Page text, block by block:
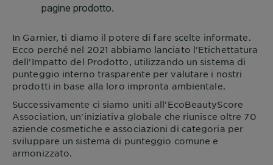
In Garnier, ti diamo il potere di fare scelte informate.
Ecco perché nel 2021 abbiamo lanciato l'Etichettatura
dell'Impatto del Prodotto, utilizzando un sistema di
punteggio interno trasparente per valutare i nostri
prodotti in base alla loro impronta ambientale.
Successivamente ci siamo uniti all'EcoBeautyScore
Association, un'iniziativa globale che riunisce oltre 70
aziende cosmetiche e associazioni di categoria per
sviluppare un sistema di punteggio comune e
armonizzato.